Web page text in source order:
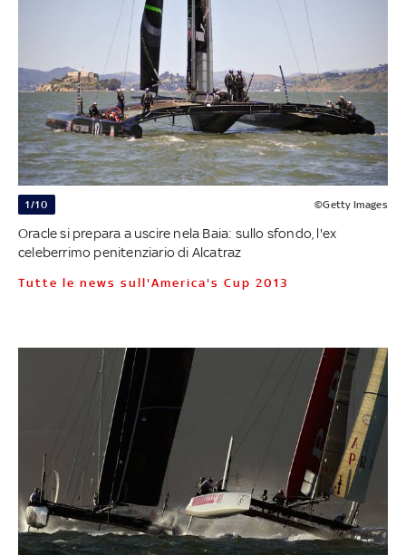
1/10 ©Getty Images
Oracle si prepara a uscire nela Baia: sullo sfondo, l'ex
celeberrimo penitenziario di Alcatraz
Tutte le news sull'America's Cup 2013